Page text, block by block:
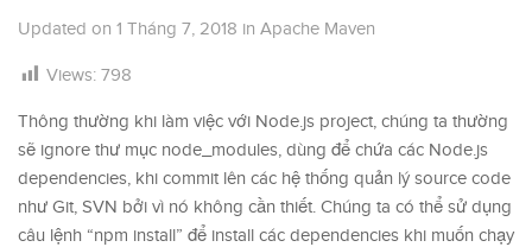
Updated on 1 Tháng 7, 2018 in Apache Maven
Views: 798
Thông thường khi làm việc với Node.js project, chúng ta thường
sẽ ignore thư mục node_modules, dùng để chứa các Node.js
dependencies, khi commit lên các hệ thống quản lý source code
như Git, SVN bởi vì nó không cần thiết. Chúng ta có thể sử dụng
câu lệnh “npm install” để install các dependencies khi muốn chạy